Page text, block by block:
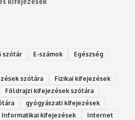
szótár E-számok
Egészség
szótára
Fizikai kifejezések
Földrajzi kifejezések szótára
gyógyászati kifejezések
Informatikai kifejezések
Internet